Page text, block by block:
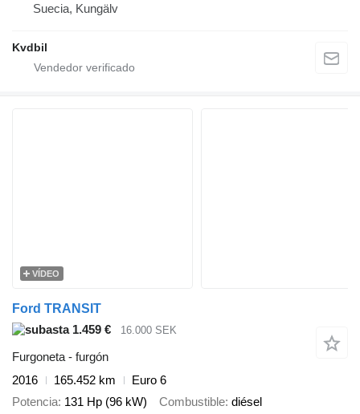
Suecia, Kungälv
Kvdbil
VÍDEO
Ford TRANSIT
1.459 €
16.000 SEK
Furgoneta - furgón
2016
165.452 km
Euro 6
Potencia 131 Hp (96 kW) Combustible diésel